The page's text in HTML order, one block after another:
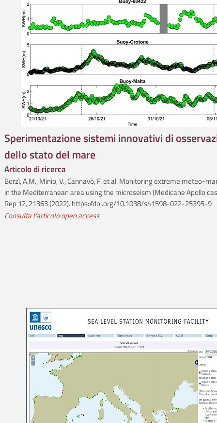
Sperimentazione sistemi innovativi di
dello stato del mare
Articolo di ricerca
Borzì, A.M., Minio, V., Cannavò, F. et al. Monitoring extreme meteo-
in the Mediterranean area using the microseism (Medicane Apollo
Rep 12, 21363 (2022). https://doi.org/10.1038/s41598-022-25395-9
Consulta l'articolo open access